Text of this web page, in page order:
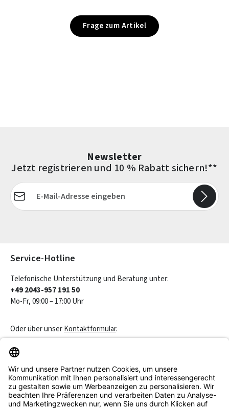
Frage zum Artikel
Newsletter
Jetzt registrieren und 10 % Rabatt sichern!**
E-Mail-Adresse*
Service-Hotline
Telefonische Unterstützung und Beratung unter:
+49 2043-957 191 50
Mo-Fr, 09:00 – 17:00 Uhr
Oder über unserKontaktformular.
Service & Beratung